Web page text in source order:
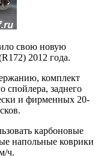
свою новую
2012 года.
комплект
спойлера, заднего
и фирменных 20-
карбоновые
напольные коврики
ч.